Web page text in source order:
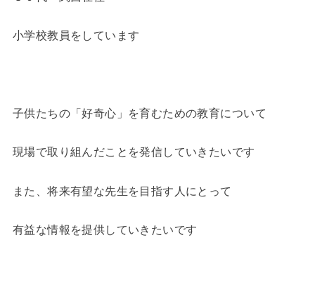
小学校教員をしています
子供たちの「好奇心」を育むための教育について
現場で取り組んだことを発信していきたいです
また、将来有望な先生を目指す人にとって
有益な情報を提供していきたいです